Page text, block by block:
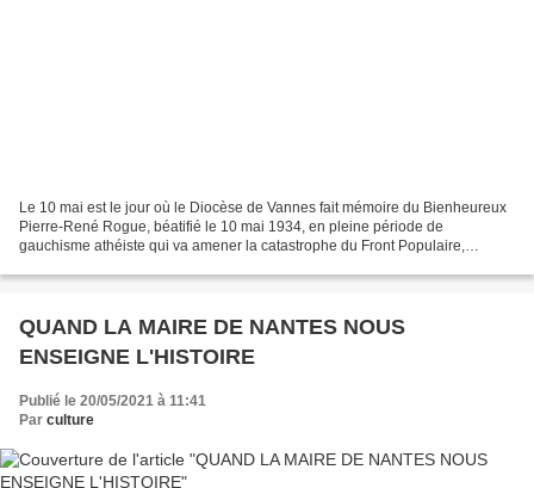
Le 10 mai est le jour où le Diocèse de Vannes fait mémoire du Bienheureux
Pierre-René Rogue, béatifié le 10 mai 1934, en pleine période de
gauchisme athéiste qui va amener la catastrophe du Front Populaire,
QUAND LA MAIRE DE NANTES NOUS
ENSEIGNE L'HISTOIRE
Publié le 20/05/2021 à 11:41
Par culture